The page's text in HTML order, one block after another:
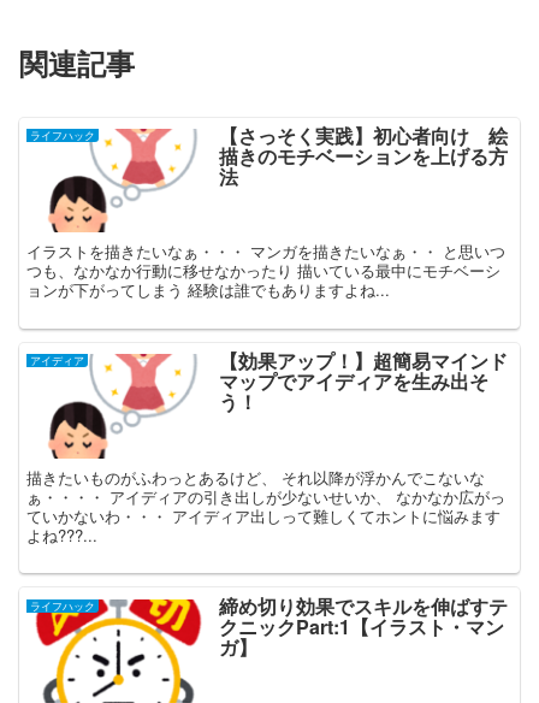
関連記事
ライフハック 【さっそく実践】初心者向け 絵
描きのモチベーションを上げる方
法
イラストを描きたいなぁ・・・ マンガを描きたいなぁ・・ と思いつ
つも、なかなか行動に移せなかったり 描いている最中にモチベーシ
ョンが下がってしまう 経験は誰でもありますよね...
アイディア 【効果アップ！】超簡易マインド
マップでアイディアを生み出そ
う！
描きたいものがふわっとあるけど、 それ以降が浮かんでこないな
ぁ・・・・ アイディアの引き出しが少ないせいか、 なかなか広がっ
ていかないわ・・・ アイディア出しって難しくてホントに悩みます
よね???...
ライフハック 締め切り効果でスキルを伸ばすテ
クニックPart:1【イラスト・マン
ガ】